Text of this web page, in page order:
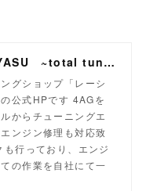
Racing Service YASU ~total tuning proshop~
グショップ「レーシ
公式HPです 4AGを
からチューニングエ
ンジン修理も対応致
行っており、エンジ
の作業を自社にて一